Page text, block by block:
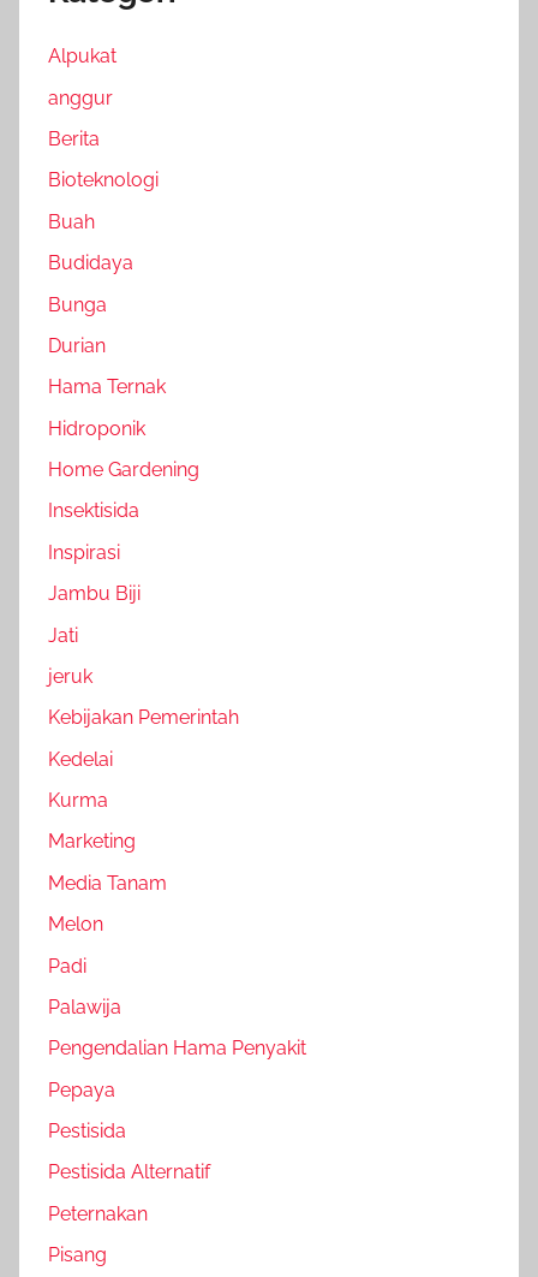
Alpukat
anggur
Berita
Bioteknologi
Buah
Budidaya
Bunga
Durian
Hama Ternak
Hidroponik
Home Gardening
Insektisida
Inspirasi
Jambu Biji
Jati
jeruk
Kebijakan Pemerintah
Kedelai
Kurma
Marketing
Media Tanam
Melon
Padi
Palawija
Pengendalian Hama Penyakit
Pepaya
Pestisida
Pestisida Alternatif
Peternakan
Pisang